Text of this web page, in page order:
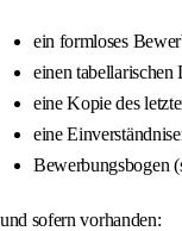
ein formloses
einen tabellarischen
eine Kopie des
eine
Bewerbungsbogen
und sofern vorhanden: